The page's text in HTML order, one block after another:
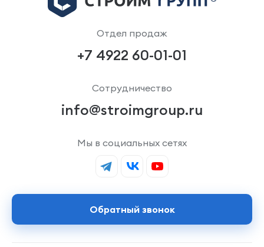
Отдел продаж
+7 4922 60-01-01
Сотрудничество
info@stroimgroup.ru
Мы в социальных сетях
Обратный звонок